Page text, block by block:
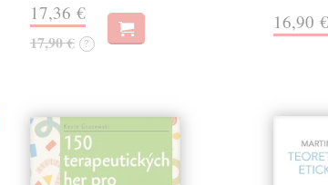
17,36 €
17,90 € ?
16,90 €